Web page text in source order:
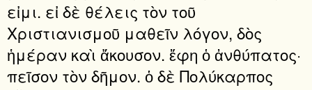
εἰμι. εἰ δὲ θέλεις τὸν τοῦ
Χριστιανισμοῦ μαθεῖν λόγον, δὸς
ἡμέραν καὶ ἄκουσον. ἔφη ὁ ἀνθύπατος·
πεῖσον τὸν δῆμον. ὁ δὲ Πολύκαρπος